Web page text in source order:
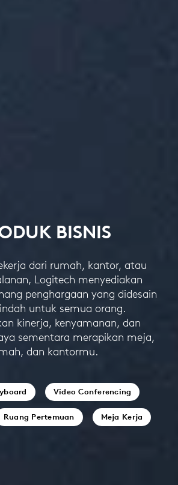
BISNIS
dari rumah, kantor, atau
Logitech menyediakan
penghargaan yang didesain
untuk semua orang.
kinerja, kenyamanan, dan
sementara merapikan meja,
dan kantormu.
Video Conferencing
Ruang Pertemuan Meja Kerja